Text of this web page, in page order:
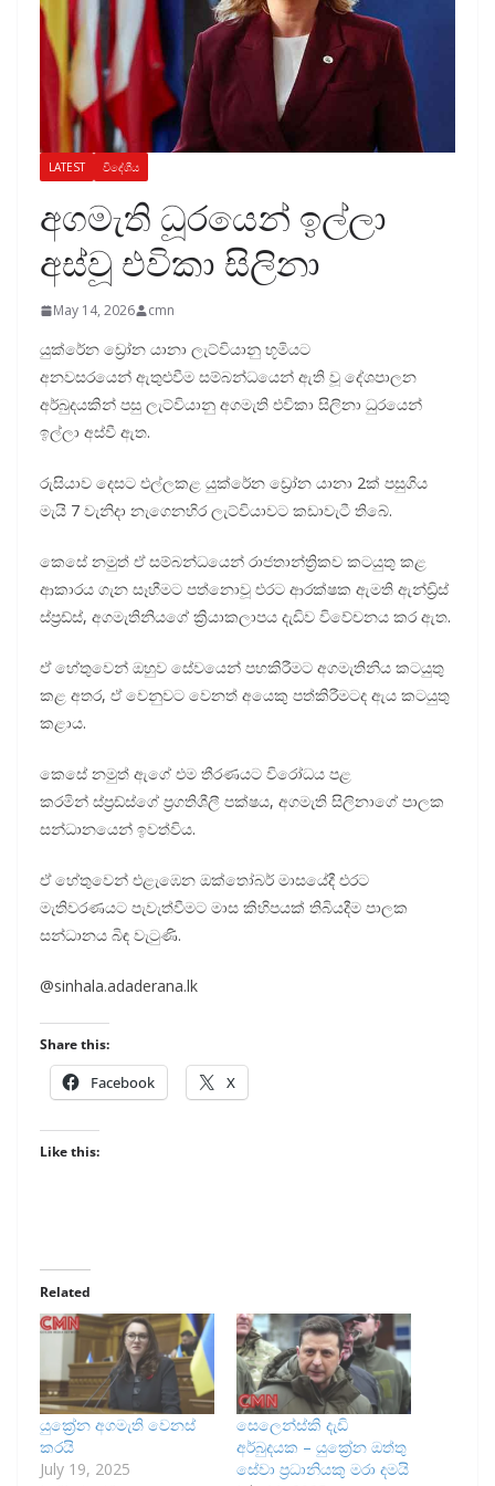
LATEST විදේශීය
අගමැති ධූරයෙන් ඉල්ලා
අස්වූ එවිකා සිලිනා
May 14, 2026 cmn
යුක්රේන ඩ්‍රෝන යානා ලැට්වියානු භූමියට
අනවසරයෙන් ඇතුළුවීම සම්බන්ධයෙන් ඇති වූ දේශපාලන
අර්බුදයකින් පසු ලැට්වියානු අගමැති එවිකා සිලිනා ධුරයෙන්
ඉල්ලා අස්වී ඇත.
රුසියාව දෙසට එල්ලකළ යුක්රේන ඩ්‍රෝන යානා 2ක් පසුගිය
මැයි 7 වැනිදා නැගෙනහිර ලැට්වියාවට කඩාවැටී තිබේ.
කෙසේ නමුත් ඒ සම්බන්ධයෙන් රාජතාන්ත්‍රිකව කටයුතු කළ
ආකාරය ගැන සෑහීමට පත්නොවූ එරට ආරක්ෂක ඇමති ඇන්ඩ්‍රිස්
ස්ප්‍රඩ්ස්, අගමැතිනියගේ ක්‍රියාකලාපය දැඩිව විවේචනය කර ඇත.
ඒ හේතුවෙන් ඔහුව සේවයෙන් පහකිරීමට අගමැතිනිය කටයුතු
කළ අතර, ඒ වෙනුවට වෙනත් අයෙකු පත්කිරීමටද ඇය කටයුතු
කළාය.
කෙසේ නමුත් ඇගේ එම තීරණයට විරෝධය පළ
කරමින් ස්ප්‍රඩ්ස්ගේ ප්‍රගතිශීලී පක්ෂය, අගමැති සිලිනාගේ පාලක
සන්ධානයෙන් ඉවත්විය.
ඒ හේතුවෙන් එළැඹෙන ඔක්තෝබර් මාසයේදී එරට
මැතිවරණයට පැවැත්වීමට මාස කිහිපයක් තිබියදීම පාලක
සන්ධානය බිඳ වැටුණි.
@sinhala.adaderana.lk
Share this:
Facebook X
Like this:
Related
යුක්‍රේන අගමැති වෙනස්
කරයි
July 19, 2025
සෙලෙන්ස්කි දැඩි
අර්බුදයක – යුක්‍රේන ඔත්තු
සේවා ප්‍රධානියකු මරා දමයි